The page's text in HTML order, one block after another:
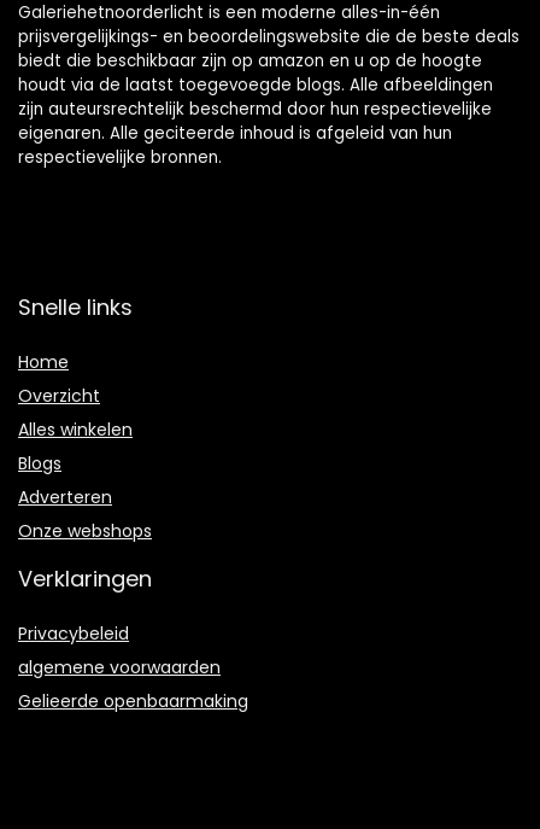
Galeriehetnoorderlicht is een moderne alles-in-één
prijsvergelijkings- en beoordelingswebsite die de beste deals
biedt die beschikbaar zijn op amazon en u op de hoogte
houdt via de laatst toegevoegde blogs. Alle afbeeldingen
zijn auteursrechtelijk beschermd door hun respectievelijke
eigenaren. Alle geciteerde inhoud is afgeleid van hun
respectievelijke bronnen.
Snelle links
Home
Overzicht
Alles winkelen
Blogs
Adverteren
Onze webshops
Verklaringen
Privacybeleid
algemene voorwaarden
Gelieerde openbaarmaking